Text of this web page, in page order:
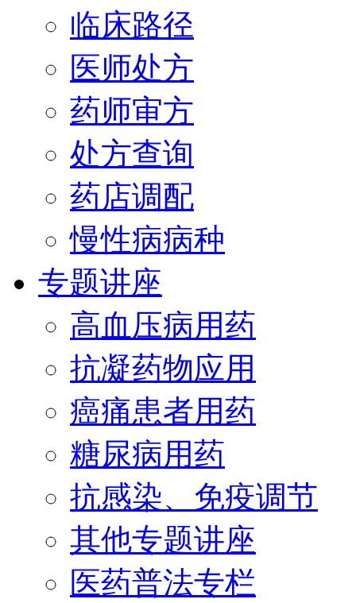
临床路径
医师处方
药师审方
处方查询
药店调配
慢性病病种
专题讲座
高血压病用药
抗凝药物应用
癌痛患者用药
糖尿病用药
抗感染、免疫调节
其他专题讲座
医药普法专栏